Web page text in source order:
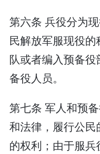
第六条 兵役分为
民解放军服现役
队或者编入预备
备役人员。
第七条 军人和预
和法律，履行公
的权利；由于服